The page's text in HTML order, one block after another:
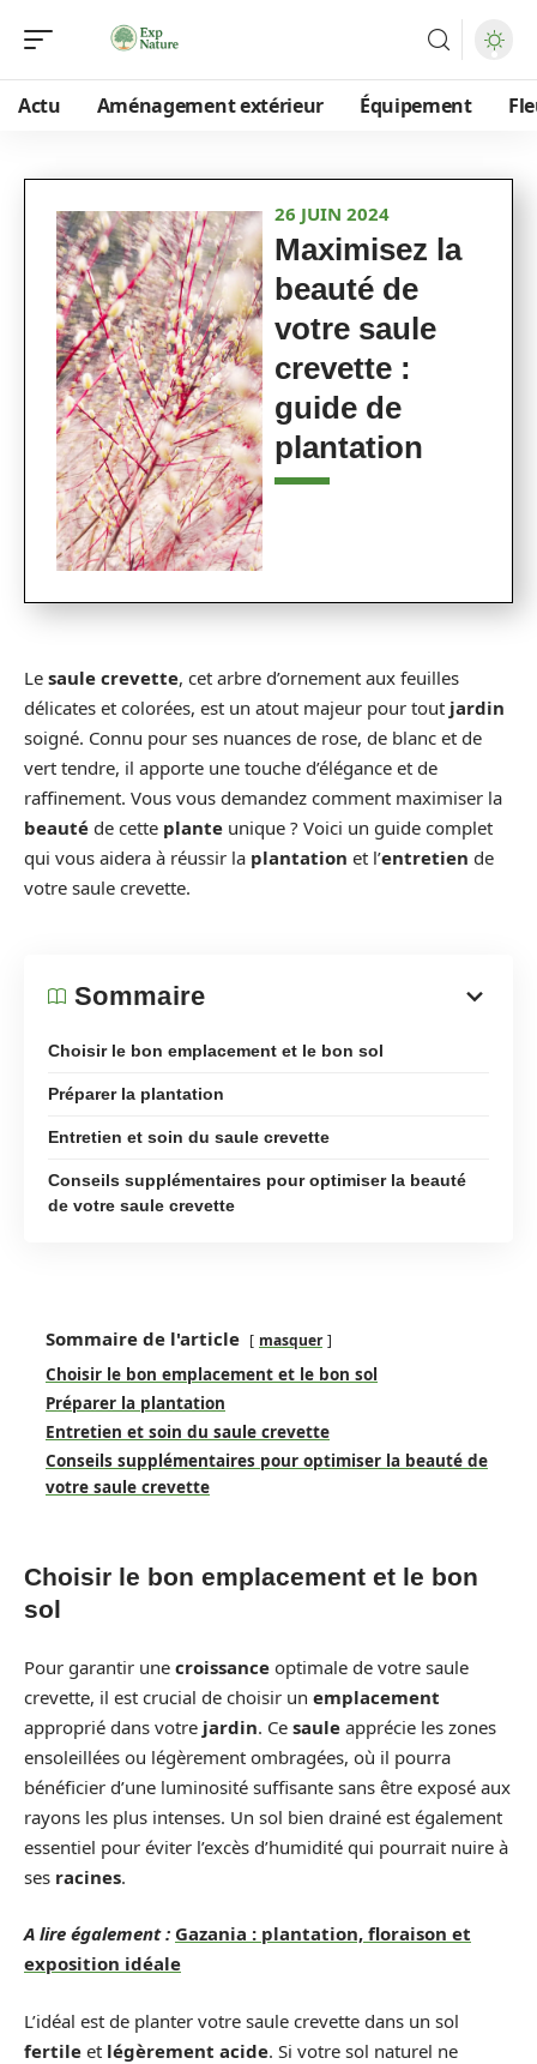
Actu Aménagement extérieur Équipement
26 JUIN 2024
Maximisez la
beauté de
votre saule
crevette :
guide de
plantation
Le saule crevette, cet arbre d’ornement aux feuilles
délicates et colorées, est un atout majeur pour tout jardin
soigné. Connu pour ses nuances de rose, de blanc et de
vert tendre, il apporte une touche d’élégance et de
raffinement. Vous vous demandez comment maximiser la
beauté de cette plante unique ? Voici un guide complet
qui vous aidera à réussir la plantation et l’entretien de
votre saule crevette.
Sommaire
Choisir le bon emplacement et le bon sol
Préparer la plantation
Entretien et soin du saule crevette
Conseils supplémentaires pour optimiser la beauté
de votre saule crevette
Sommaire de l'article masquer
Choisir le bon emplacement et le bon sol
Préparer la plantation
Entretien et soin du saule crevette
Conseils supplémentaires pour optimiser la beauté de
votre saule crevette
Choisir le bon emplacement et le bon
sol
Pour garantir une croissance optimale de votre saule
crevette, il est crucial de choisir un emplacement
approprié dans votre jardin. Ce saule apprécie les zones
ensoleillées ou légèrement ombragées, où il pourra
bénéficier d’une luminosité suffisante sans être exposé aux
rayons les plus intenses. Un sol bien drainé est également
essentiel pour éviter l’excès d’humidité qui pourrait nuire à
ses racines.
A lire également : Gazania : plantation, floraison et
exposition idéale
L’idéal est de planter votre saule crevette dans un sol
fertile et légèrement acide. Si votre sol naturel ne